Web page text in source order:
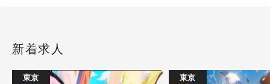
新着求人
東京 東京